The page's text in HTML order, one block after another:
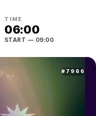
TIME
06:00
START — 09:00
# 7966